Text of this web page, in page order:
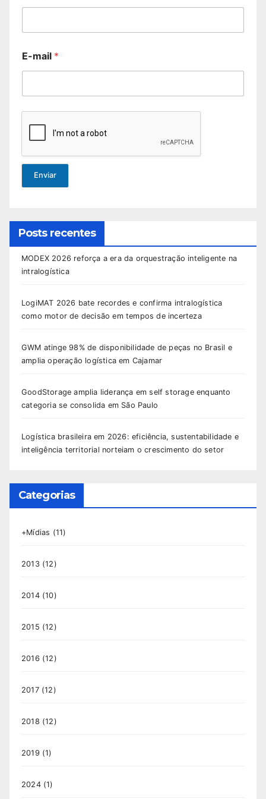
E-mail *
Enviar
Posts recentes
MODEX 2026 reforça a era da orquestração inteligente na
intralogística
LogiMAT 2026 bate recordes e confirma intralogística
como motor de decisão em tempos de incerteza
GWM atinge 98% de disponibilidade de peças no Brasil e
amplia operação logística em Cajamar
GoodStorage amplia liderança em self storage enquanto
categoria se consolida em São Paulo
Logística brasileira em 2026: eficiência, sustentabilidade e
inteligência territorial norteiam o crescimento do setor
Categorias
+Mídias (11)
2013(12)
2014(10)
2015 (12)
2016 (12)
2017(12)
2018 (12)
2019 (1)
2024(1)